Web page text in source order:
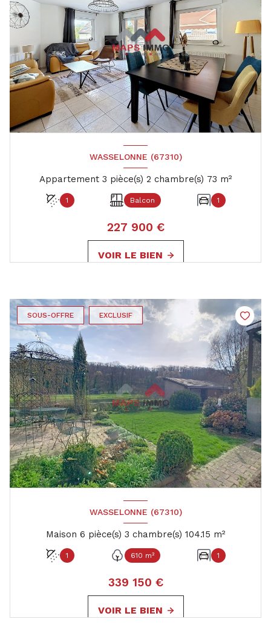
WASSELONNE (67310)
Appartement 3 pièce(s) 2 chambre(s) 73 m²
1 Balcon 1
227 900 €
VOIR LE BIEN
SOUS-OFFRE EXCLUSIF
WASSELONNE (67310)
Maison 6 pièce(s) 3 chambre(s) 104.15 m²
1 610 m² 1
339 150 €
VOIR LE BIEN